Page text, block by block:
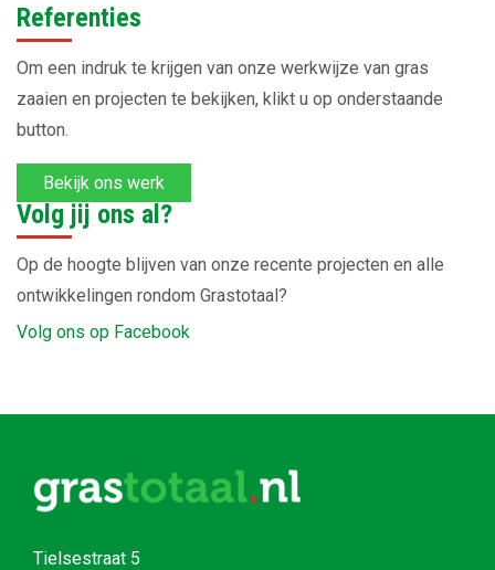
Referenties
Om een indruk te krijgen van onze werkwijze van gras
zaaien en projecten te bekijken, klikt u op onderstaande
button.
Bekijk ons werk
Volg jij ons al?
Op de hoogte blijven van onze recente projecten en alle
ontwikkelingen rondom Grastotaal?
Volg ons op Facebook
Tielsestraat 5